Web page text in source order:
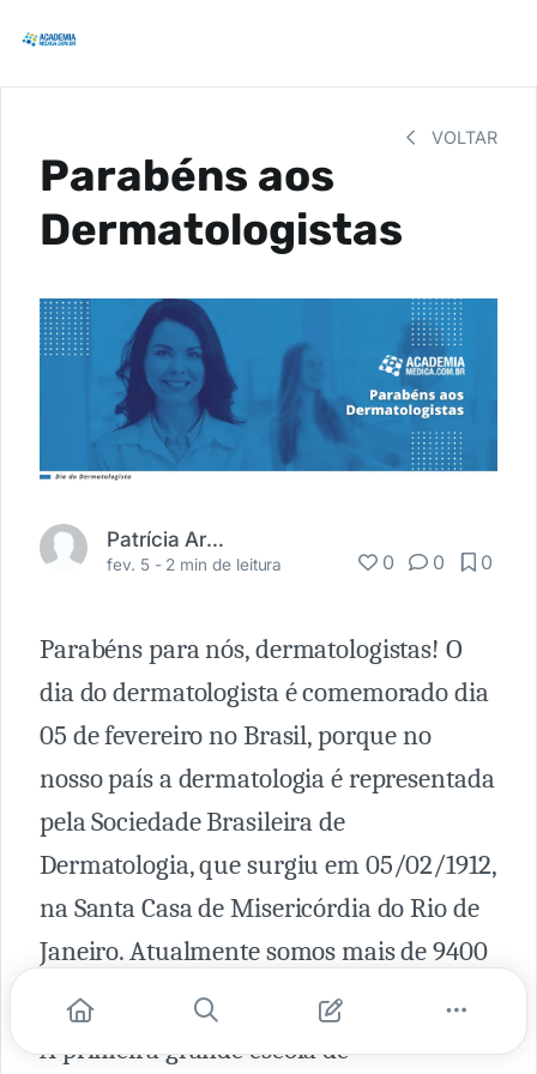
VOLTAR
Parabéns aos
Dermatologistas
Patrícia Araújo Freire
fev. 5 - 2 min de leitura 0 0 0
Parabéns para nós, dermatologistas! O
dia do dermatologista é comemorado dia
05 de fevereiro no Brasil, porque no
nosso país a dermatologia é representada
pela Sociedade Brasileira de
Dermatologia, que surgiu em 05/02/1912,
na Santa Casa de Misericórdia do Rio de
Janeiro. Atualmente somos mais de 9400
associados!
A primeira grande escola de